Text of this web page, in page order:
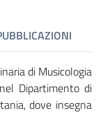
di Musicologia
Dipartimento di
dove insegna